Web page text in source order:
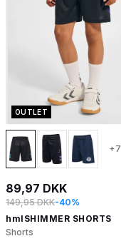
OUTLET
+7
89,97 DKK
149,95 DKK-40%
hmlSHIMMER SHORTS
Shorts